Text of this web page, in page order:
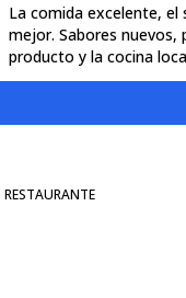
La comida excelente, el
mejor. Sabores
producto y la cocina
RESTAURANTE